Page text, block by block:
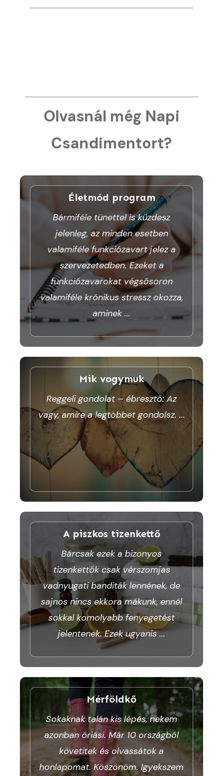
Olvasnál még Napi
Csandimentort?
Életmód program
Bármiféle tünettel is küzdesz
jelenleg, az minden esetben
valamiféle funkciózavart jelez a
szervezetedben. Ezeket a
funkciózavarokat végsősoron
valamiféle krónikus stressz okozza,
aminek ...
Mik vogymuk
Reggeli gondolat – ébresztő: Az
vagy, amire a legtöbbet gondolsz. ...
A piszkos tizenkettő
Bárcsak ezek a bizonyos
tizenkettők csak vérszomjas
vadnyugati banditák lennének, de
sajnos nincs ekkora mákunk, ennél
sokkal komolyabb fenyegetést
jelentenek. Ezek ugyanis...
Mérföldkő
Sokaknak talán kis lépés, nekem
azonban óriási. Már 10 országból
követitek és olvassátok a
honlapomat. Köszönöm. Igyekszem